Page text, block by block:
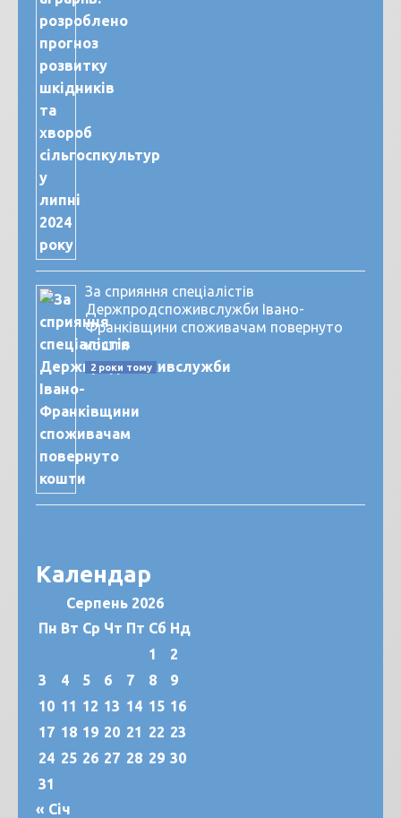
За сприяння спеціалістів
Держпродспоживслужби Івано-
Франківщини споживачам повернуто
кошти
2 роки тому
Календар
Серпень 2026
Пн Вт Ср Чт Пт Сб Нд
1
2
3
4 5 6 7 8
9
10 11 12 13 14 15 16
17 18 19 20 21 22 23
24 25 26 27 28 29 30
31
« Січ